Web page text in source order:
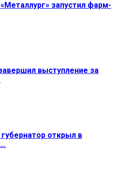
запустил фарм-
выступление за
открыл в